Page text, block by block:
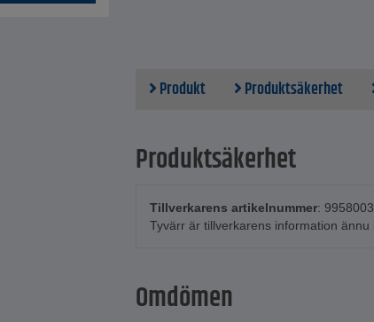
Produkt Produktsäkerhet
Produktsäkerhet
Tillverkarens artikelnummer: 9958003
Tyvärr är tillverkarens information
Omdömen